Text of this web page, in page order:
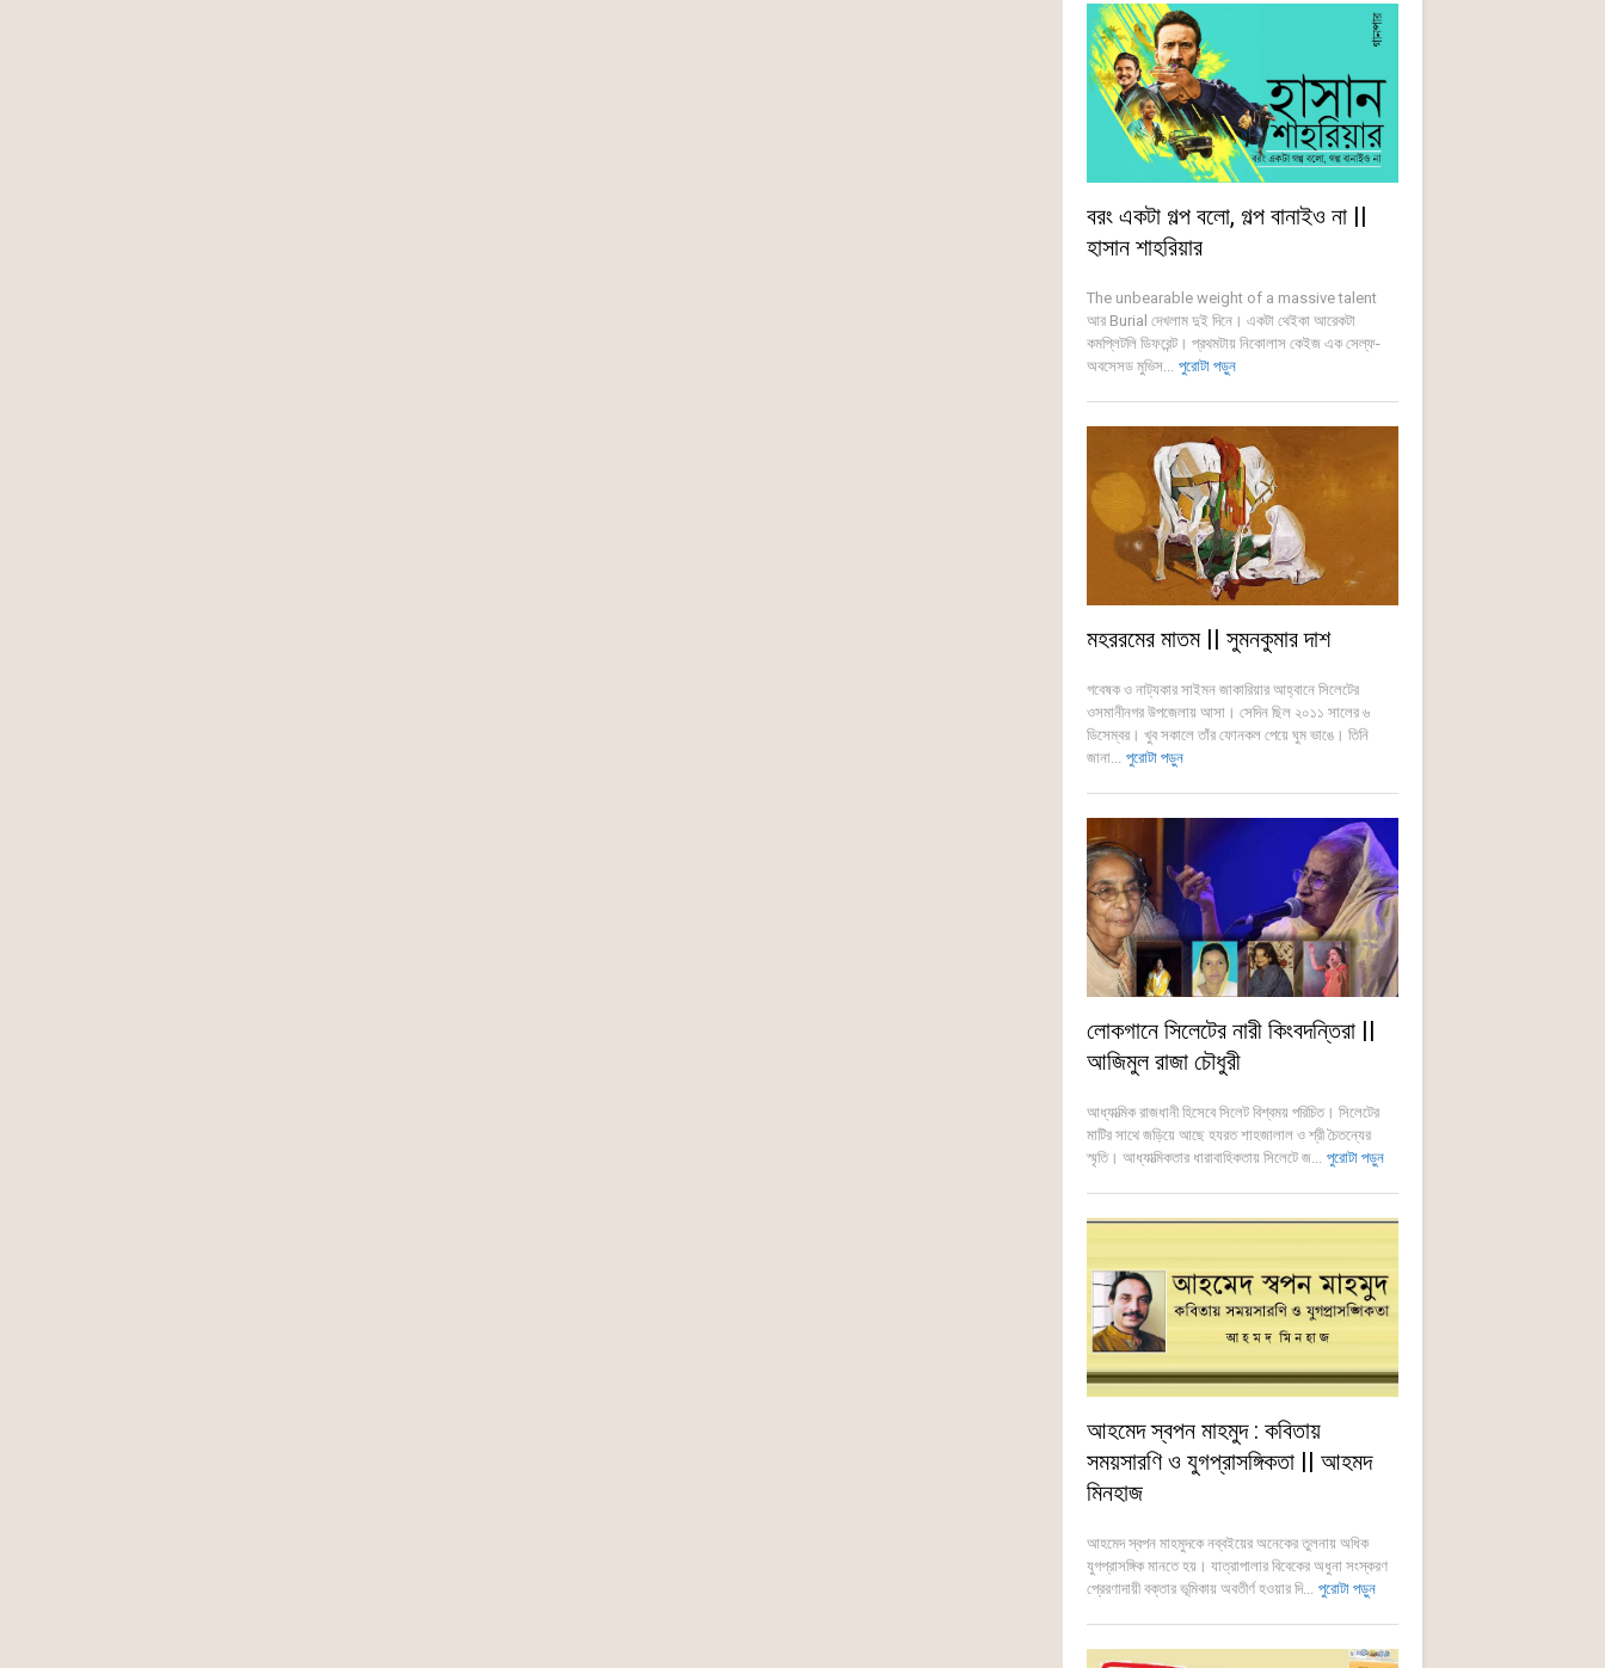
বরং একটা গল্প বলো, গল্প বানাইও না ||
হাসান শাহরিয়ার
The unbearable weight of a massive talent
আর Burial দেখলাম দুই দিনে। একটা থেইকা আরেকটা
কমপ্লিটলি ডিফরেন্ট। প্রথমটায় নিকোলাস কেইজ এক সেল্ফ-
অবসেসড মুভিস... পুরোটা পড়ুন
মহররমের মাতম || সুমনকুমার দাশ
গবেষক ও নাট্যকার সাইমন জাকারিয়ার আহ্বানে সিলেটের
ওসমানীনগর উপজেলায় আসা। সেদিন ছিল ২০১১ সালের ৬
ডিসেম্বর। খুব সকালে তাঁর ফোনকল পেয়ে ঘুম ভাঙে। তিনি
জানা... পুরোটা পড়ুন
লোকগানে সিলেটের নারী কিংবদন্তিরা ||
আজিমুল রাজা চৌধুরী
আধ্যাত্মিক রাজধানী হিসেবে সিলেট বিশ্বময় পরিচিত। সিলেটের
মাটির সাথে জড়িয়ে আছে হযরত শাহজালাল ও শ্রী চৈতন্যের
স্মৃতি। আধ্যাত্মিকতার ধারাবাহিকতায় সিলেটে জ... পুরোটা পড়ুন
আহমেদ স্বপন মাহমুদ : কবিতায়
সময়সারণি ও যুগপ্রাসঙ্গিকতা || আহমদ
মিনহাজ
আহমেদ স্বপন মাহমুদকে নব্বইয়ের অনেকের তুলনায় অধিক
যুগপ্রাসঙ্গিক মানতে হয়। যাত্রাপালার বিবেকের অধুনা সংস্করণ
প্রেরণাদায়ী বক্তার ভূমিকায় অবতীর্ণ হওয়ার দি... পুরোটা পড়ুন